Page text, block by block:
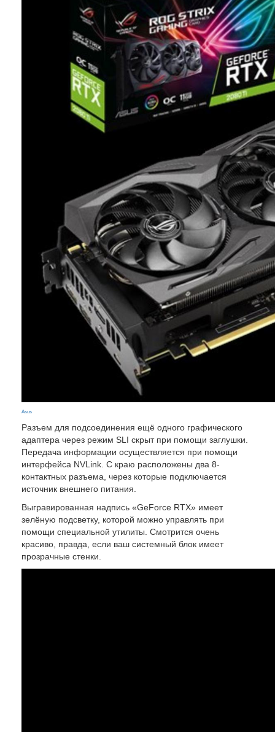
Asus
Разъем для подсоединения ещё одного графического
адаптера через режим SLI скрыт при помощи заглушки.
Передача информации осуществляется при помощи
интерфейса NVLink. С краю расположены два 8-
контактных разъема, через которые подключается
источник внешнего питания.
Выгравированная надпись «GeForce RTX» имеет
зелёную подсветку, которой можно управлять при
помощи специальной утилиты. Смотрится очень
красиво, правда, если ваш системный блок имеет
прозрачные стенки.